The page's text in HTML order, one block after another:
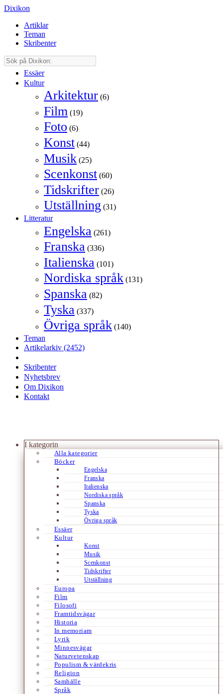
Dixikon
Artiklar
Teman
Skribenter
Essäer
Kultur
Arkitektur (6)
Film (19)
Foto (6)
Konst (44)
Musik (25)
Scenkonst (60)
Tidskrifter (26)
Utställning (31)
Litteratur
Engelska (261)
Franska (336)
Italienska (101)
Nordiska språk (131)
Spanska (82)
Tyska (337)
Övriga språk (140)
Teman
Artikelarkiv (2452)
Skribenter
Nyhetsbrev
Om Dixikon
Kontakt
I kategorin
Alla kategorier
Böcker
Engelska
Franska
Italienska
Nordiska språk
Spanska
Tyska
Övriga språk
Essäer
Kultur
Konst
Musik
Scenkonst
Tidskrifter
Utställning
Europa
Film
Filosofi
Framtidsvägar
Historia
In memoriam
Lyrik
Minnesvägar
Naturvetenskap
Populism & värdekris
Religion
Samhälle
Språk